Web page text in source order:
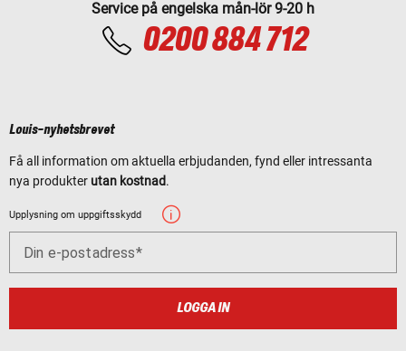
Service på engelska mån-lör 9-20 h
0200 884 712
Louis-nyhetsbrevet
Få all information om aktuella erbjudanden, fynd eller intressanta
nya produkter utan kostnad.
Upplysning om uppgiftsskydd
Din e-postadress
LOGGA IN